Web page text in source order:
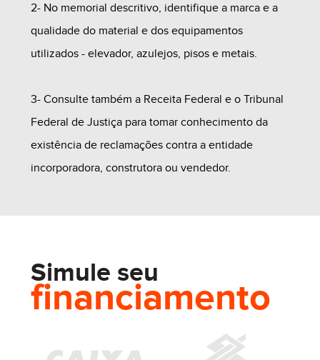
2- No memorial descritivo, identifique a marca e a
qualidade do material e dos equipamentos
utilizados - elevador, azulejos, pisos e metais.
3- Consulte também a Receita Federal e o Tribunal
Federal de Justiça para tomar conhecimento da
existência de reclamações contra a entidade
incorporadora, construtora ou vendedor.
Simule seu
financiamento